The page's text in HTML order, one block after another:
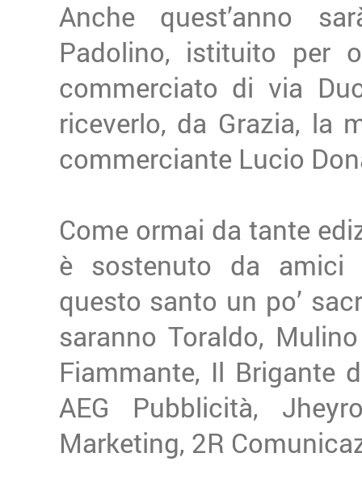
Anche quest’anno
Padolino, istituito per
commerciato di via
riceverlo, da Grazia, la
commerciante Lucio
Come ormai da tante
è sostenuto da amici
questo santo un po’
saranno Toraldo,
Fiammante, Il Brigante
AEG Pubblicità,
Marketing, 2R